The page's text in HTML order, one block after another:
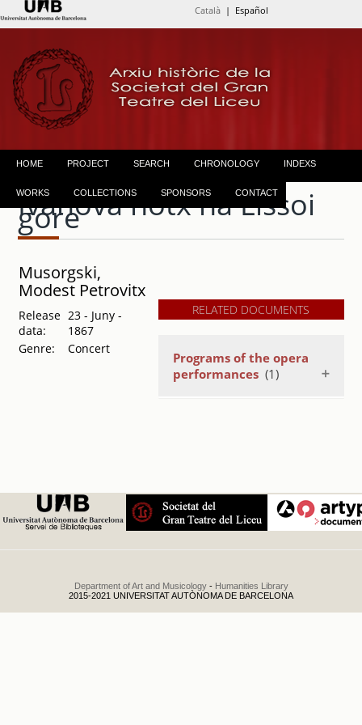
Català | Español
HOME PROJECT SEARCH CHRONOLOGY INDEXS
WORKS COLLECTIONS SPONSORS CONTACT
Ivanova notx na Líssoi
gore
Musorgski,
Modest Petrovitx
Release
data:
23 - Juny -
1867
Genre:
Concert
RELATED DOCUMENTS
Programs of the opera
performances (1)
Annovazzi y
colaboración
del Orfeo
Català dirigido
1948
Department of Art and Musicology- Humanities Library
2015-2021 UNIVERSITAT AUTÒNOMA DE BARCELONA